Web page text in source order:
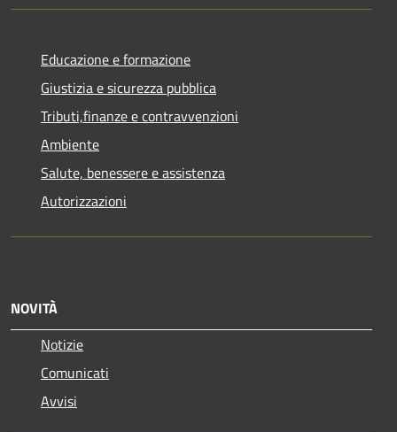
Educazione e formazione
Giustizia e sicurezza pubblica
Tributi,finanze e contravvenzioni
Ambiente
Salute, benessere e assistenza
Autorizzazioni
NOVITÀ
Notizie
Comunicati
Avvisi